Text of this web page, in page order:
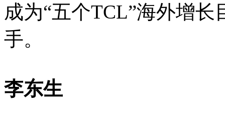
成为“五个TCL”海外增
手。
李东生